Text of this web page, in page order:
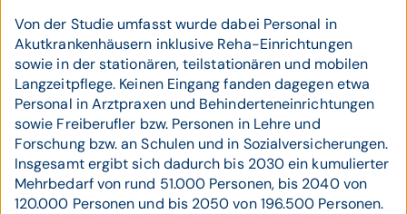
Von der Studie umfasst wurde dabei Personal in
Akutkrankenhäusern inklusive Reha-Einrichtungen
sowie in der stationären, teilstationären und mobilen
Langzeitpflege. Keinen Eingang fanden dagegen etwa
Personal in Arztpraxen und Behinderteneinrichtungen
sowie Freiberufler bzw. Personen in Lehre und
Forschung bzw. an Schulen und in Sozialversicherungen.
Insgesamt ergibt sich dadurch bis 2030 ein kumulierter
Mehrbedarf von rund 51.000 Personen, bis 2040 von
120.000 Personen und bis 2050 von 196.500 Personen.